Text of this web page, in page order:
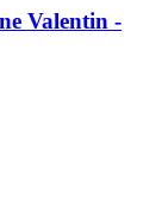
Valentin -